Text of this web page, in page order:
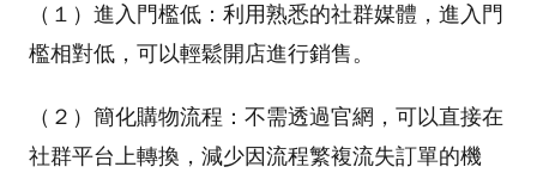
（１）進入門檻低：利用熟悉的社群媒體，進入門
檻相對低，可以輕鬆開店進行銷售。
（２）簡化購物流程：不需透過官網，可以直接在
社群平台上轉換，減少因流程繁複流失訂單的機